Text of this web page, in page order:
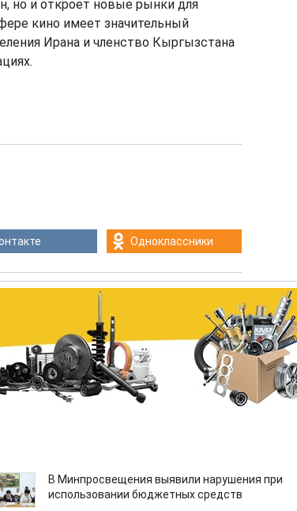
но и откроет новые рынки для
кино имеет значительный
Ирана и членство Кыргызстана
Одноклассники
В Минпросвещения выявили нарушения при
использовании бюджетных средств